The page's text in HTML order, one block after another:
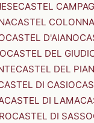
CASTEL
CASTEL COLONNA
CASTEL D'AIANO
CASTEL DEL
CASTEL DEL
DI CASIO
CASTEL DI LAMA
CASTEL DI SASSO